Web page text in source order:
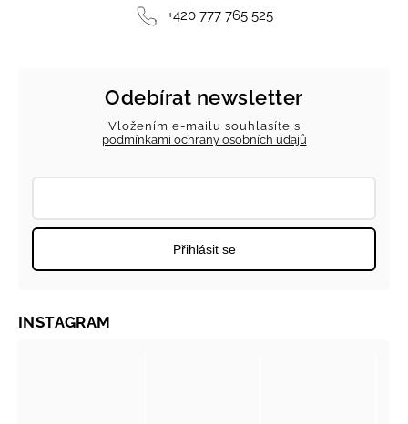
+420 777 765 525
Odebírat newsletter
Vložením e-mailu souhlasíte s
podmínkami ochrany osobních údajů
Přihlásit se
INSTAGRAM